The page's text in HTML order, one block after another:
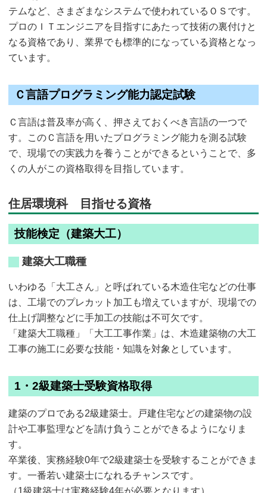
テムなど、さまざまなシステムで使われているＯＳです。
プロのＩＴエンジニアを目指すにあたって技術の裏付けと
なる資格であり、業界でも標準的になっている資格となっ
ています。
Ｃ言語プログラミング能力認定試験
Ｃ言語は普及率が高く、押さえておくべき言語の一つで
す。このＣ言語を用いたプログラミング能力を測る試験
で、現場での実践力を養うことができるということで、多
くの人がこの資格取得を目指しています。
住居環境科 目指せる資格
技能検定（建築大工）
建築大工職種
いわゆる「大工さん」と呼ばれている木造住宅などの仕事
は、工場でのプレカット加工も増えていますが、現場での
仕上げ調整などに手加工の技能は不可欠です。
「建築大工職種」「大工工事作業」は、木造建築物の大工
工事の施工に必要な技能・知識を対象としています。
1・2級建築士受験資格取得
建築のプロである2級建築士。戸建住宅などの建築物の設
計や工事監理などを請け負うことができるようになりま
す。
卒業後、実務経験0年で2級建築士を受験することができま
す。一番若い建築士になれるチャンスです。